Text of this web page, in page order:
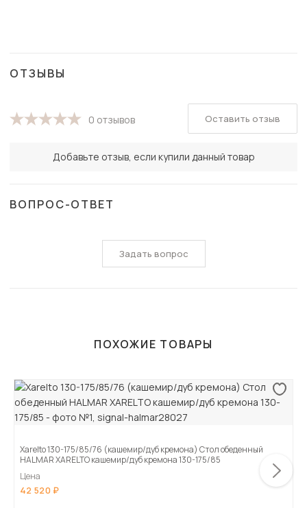
ОТЗЫВЫ
0 отзывов
Добавьте отзыв, если купили данный товар
Оставить отзыв
ВОПРОС-ОТВЕТ
Задать вопрос
ПОХОЖИЕ ТОВАРЫ
Xarelto 130-175/85/76 (кашемир/дуб кремона) Стол обеденный
HALMAR XARELTO кашемир/дуб кремона 130-175/85
Цена
42 520